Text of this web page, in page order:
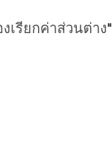
เรียกค่าส่วนต่าง"